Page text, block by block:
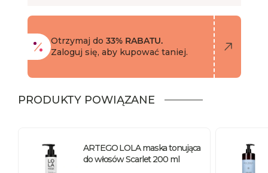
Otrzymaj do 33% RABATU.
Zaloguj się, aby kupować taniej.
PRODUKTY POWIĄZANE
ARTEGO LOLA maska tonująca
do włosów Scarlet 200 ml